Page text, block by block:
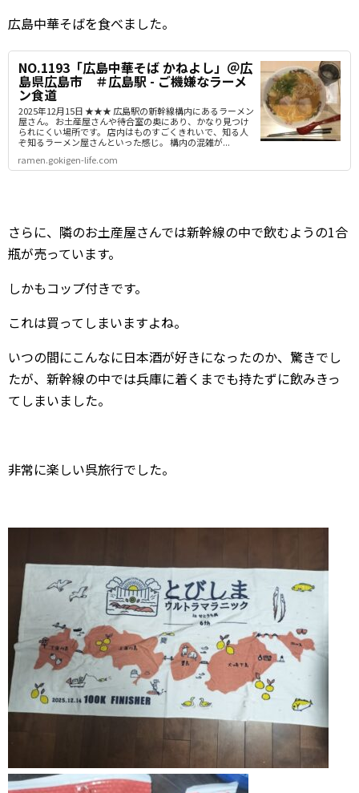
広島中華そばを食べました。
NO.1193「広島中華そば かねよし」＠広
島県広島市 ＃広島駅 - ご機嫌なラーメ
ン食道
2025年12月15日 ★★★ 広島駅の新幹線構内にあるラーメン
屋さん。 お土産屋さんや待合室の奥にあり、かなり見つけ
られにくい場所です。 店内はものすごくきれいで、知る人
ぞ知るラーメン屋さんといった感じ。 構内の混雑が...
ramen.gokigen-life.com
さらに、隣のお土産屋さんでは新幹線の中で飲むようの1合
瓶が売っています。
しかもコップ付きです。
これは買ってしまいますよね。
いつの間にこんなに日本酒が好きになったのか、驚きでし
たが、新幹線の中では兵庫に着くまでも持たずに飲みきっ
てしまいました。
非常に楽しい呉旅行でした。